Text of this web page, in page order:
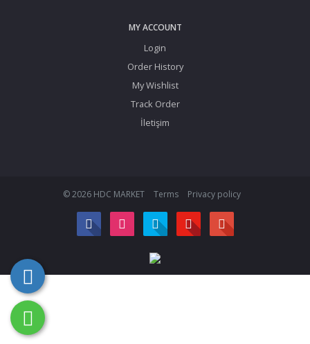
MY ACCOUNT
Login
Order History
My Wishlist
Track Order
İletişim
© 2026 HDC MARKET Terms Privacy policy